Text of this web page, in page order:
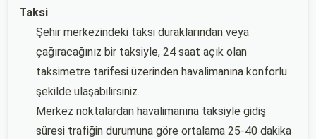
Taksi
Şehir merkezindeki taksi duraklarından veya
çağıracağınız bir taksiyle, 24 saat açık olan
taksimetre tarifesi üzerinden havalimanına konforlu
şekilde ulaşabilirsiniz.
Merkez noktalardan havalimanına taksiyle gidiş
süresi trafiğin durumuna göre ortalama 25-40 dakika